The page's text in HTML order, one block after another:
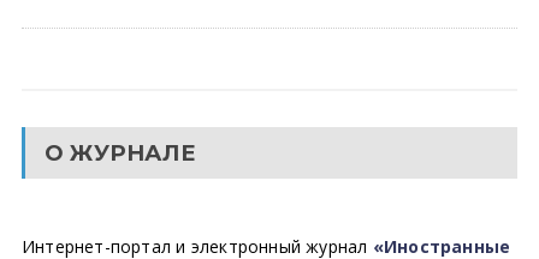
О ЖУРНАЛЕ
Интернет-портал и электронный журнал «Иностранные